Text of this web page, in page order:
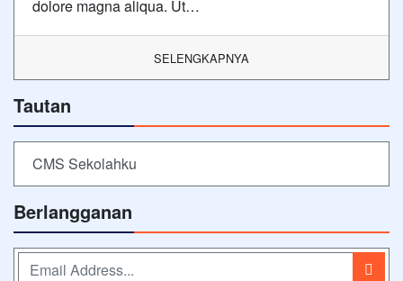
dolore magna aliqua. Ut…
SELENGKAPNYA
Tautan
CMS Sekolahku
Berlangganan